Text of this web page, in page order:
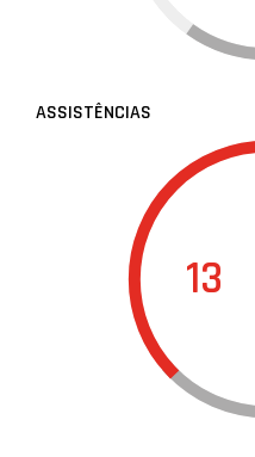
ASSISTÊNCIAS
13